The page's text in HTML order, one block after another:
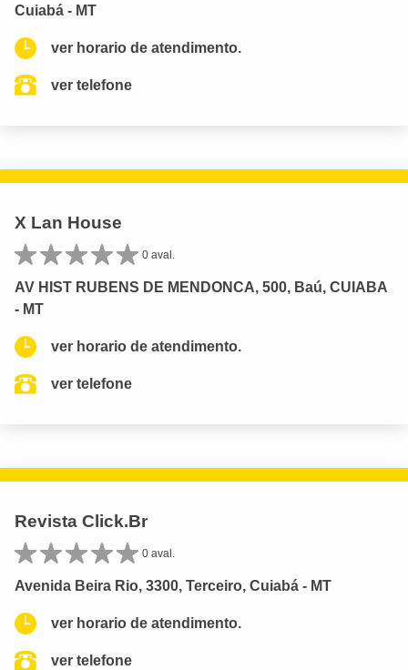
Cuiabá - MT
ver horario de atendimento.
ver telefone
X Lan House
0 aval.
AV HIST RUBENS DE MENDONCA, 500, Baú, CUIABA
- MT
ver horario de atendimento.
ver telefone
Revista Click.Br
0 aval.
Avenida Beira Rio, 3300, Terceiro, Cuiabá - MT
ver horario de atendimento.
ver telefone